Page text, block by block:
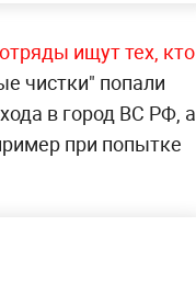
ищут тех, кто
чистки" попали
в город ВС РФ, а
при попытке